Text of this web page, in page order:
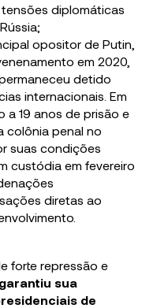
diplomáticas
opositor de Putin,
em 2020,
detido
internacionais. Em
a 19 anos de prisão e
colônia penal no
suas condições
custódia em fevereiro
diretas ao
forte repressão e
sua
de